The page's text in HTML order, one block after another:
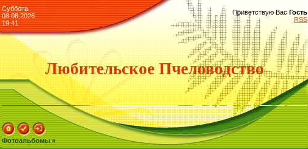
Суббота
08.08.2026
19:41
Приветствую Вас Гость
RSS
Любительское Пчеловодство
Фотоальбомы »